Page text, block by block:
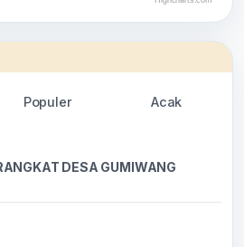
Populer Acak
DESA GUMIWANG